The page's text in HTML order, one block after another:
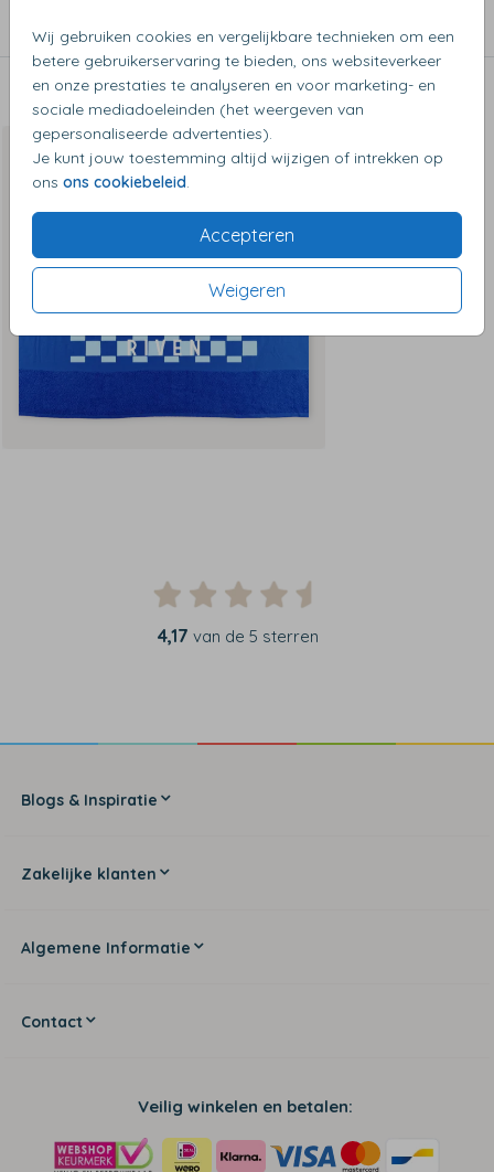
Wij gebruiken cookies en vergelijkbare technieken om een
betere gebruikerservaring te bieden, ons websiteverkeer
en onze prestaties te analyseren en voor marketing- en
sociale mediadoeleinden (het weergeven van
gepersonaliseerde advertenties).
Je kunt jouw toestemming altijd wijzigen of intrekken op
ons ons cookiebeleid.
Accepteren
Weigeren
Dit vind je misschien ook leuk
Van €20 voor €10
4,17 van de 5 sterren
Blogs & Inspiratie
Zakelijke klanten
Algemene Informatie
Contact
Veilig winkelen en betalen: